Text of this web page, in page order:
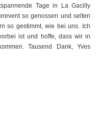
Tage in La Gacilly
so genossen und selten
so gestimmt, wie bei uns. Ich
ist und hoffe, dass wir in
Tausend Dank, Yves